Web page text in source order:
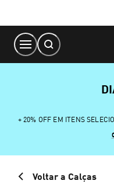
Content
+ 20% OFF EM ITENS
Voltar a Calças